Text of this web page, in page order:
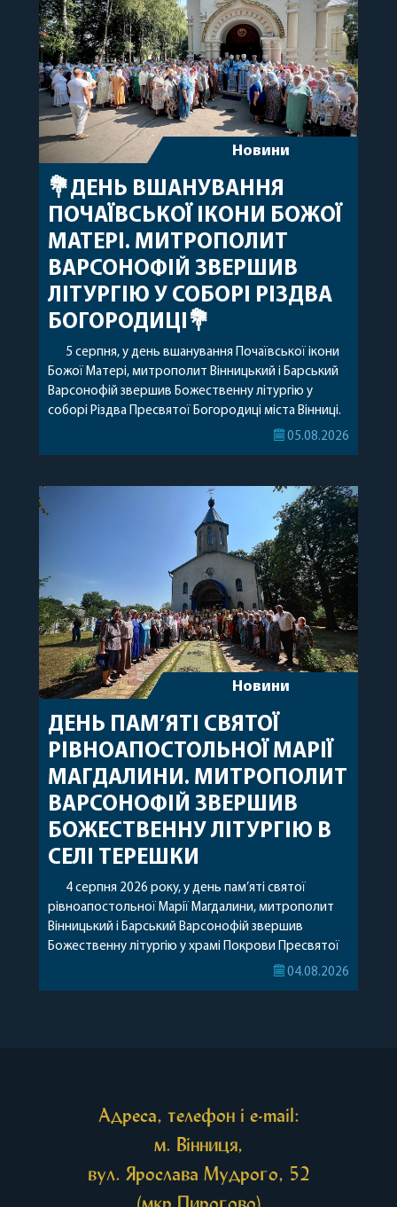
архіпастирському служінні. […]
Новини
💐ДЕНЬ ВШАНУВАННЯ
ПОЧАЇВСЬКОЇ ІКОНИ БОЖОЇ
МАТЕРІ. МИТРОПОЛИТ
ВАРСОНОФІЙ ЗВЕРШИВ
ЛІТУРГІЮ У СОБОРІ РІЗДВА
БОГОРОДИЦІ💐
5 серпня, у день вшанування Почаївської ікони
Божої Матері, митрополит Вінницький і Барський
Варсонофій звершив Божественну літургію у
соборі Різдва Пресвятої Богородиці міста Вінниці.
Його Високопреосвященству співслужили
священному сані. Під час богослужіння підносилися
особливі молитви за мир в Україні, за воїнів, які
05.08.2026
Новини
ДЕНЬ ПАМ’ЯТІ СВЯТОЇ
РІВНОАПОСТОЛЬНОЇ МАРІЇ
МАГДАЛИНИ. МИТРОПОЛИТ
ВАРСОНОФІЙ ЗВЕРШИВ
БОЖЕСТВЕННУ ЛІТУРГІЮ В
СЕЛІ ТЕРЕШКИ
4 серпня 2026 року, у день пам’яті святої
рівноапостольної Марії Магдалини, митрополит
Вінницький і Барський Варсонофій звершив
Божественну літургію у храмі Покрови Пресвятої
Богородиці села Терешки Барського благочиння.
04.08.2026
Адреса, телефон і e-mail:
м. Вінниця,
вул. Ярослава Мудрого, 52